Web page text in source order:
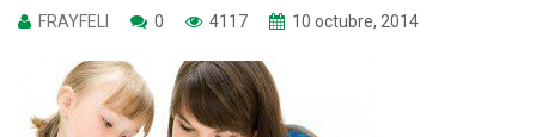
FRAYFELI 0 4117 10 octubre, 2014